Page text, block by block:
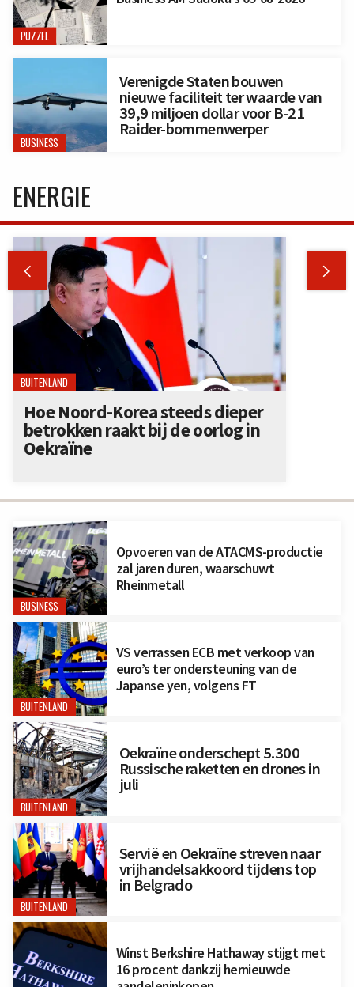
PUZZEL
BUSINESS
Verenigde Staten bouwen
nieuwe faciliteit ter waarde van
39,9 miljoen dollar voor B-21
Raider-bommenwerper
BUSINESS
Opvoeren van de ATACMS-productie
zal jaren duren, waarschuwt
Rheinmetall
BUITENLAND
VS verrassen ECB met verkoop van
euro’s ter ondersteuning van de
Japanse yen, volgens FT
BUITENLAND
Oekraïne onderschept 5.300
Russische raketten en drones in
juli
BUITENLAND
Servië en Oekraïne streven naar
vrijhandelsakkoord tijdens top
in Belgrado
Winst Berkshire Hathaway stijgt met
16 procent dankzij hernieuwde
ENERGIE
 
BUITENLAND
Hoe Noord-Korea steeds dieper
betrokken raakt bij de oorlog in
Oekraïne